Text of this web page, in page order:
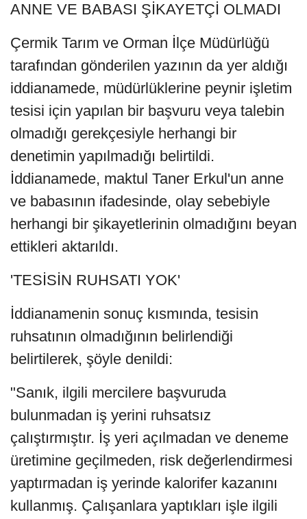
ANNE VE BABASI ŞİKAYETÇİ OLMADI
Çermik Tarım ve Orman İlçe Müdürlüğü
tarafından gönderilen yazının da yer aldığı
iddianamede, müdürlüklerine peynir işletim
tesisi için yapılan bir başvuru veya talebin
olmadığı gerekçesiyle herhangi bir
denetimin yapılmadığı belirtildi.
İddianamede, maktul Taner Erkul'un anne
ve babasının ifadesinde, olay sebebiyle
herhangi bir şikayetlerinin olmadığını beyan
ettikleri aktarıldı.
'TESİSİN RUHSATI YOK'
İddianamenin sonuç kısmında, tesisin
ruhsatının olmadığının belirlendiği
belirtilerek, şöyle denildi:
"Sanık, ilgili mercilere başvuruda
bulunmadan iş yerini ruhsatsız
çalıştırmıştır. İş yeri açılmadan ve deneme
üretimine geçilmeden, risk değerlendirmesi
yaptırmadan iş yerinde kalorifer kazanını
kullanmış. Çalışanlara yaptıkları işle ilgili